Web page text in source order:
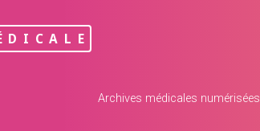
Archives médicales numérisées